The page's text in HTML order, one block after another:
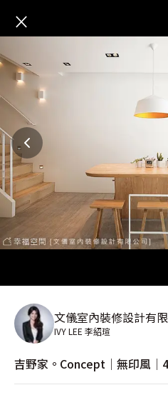
吉野家。
×
文儀室內裝修設計有
IVY LEE 李紹瑄
吉野家。Concept│無印風